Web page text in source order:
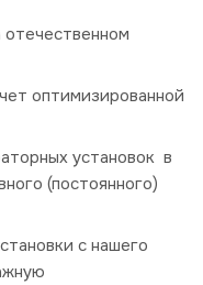
оптимизированной
установок в
(постоянного)
с нашего